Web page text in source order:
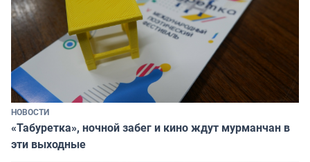
НОВОСТИ
«Табуретка», ночной забег и кино ждут мурманчан в
эти выходные